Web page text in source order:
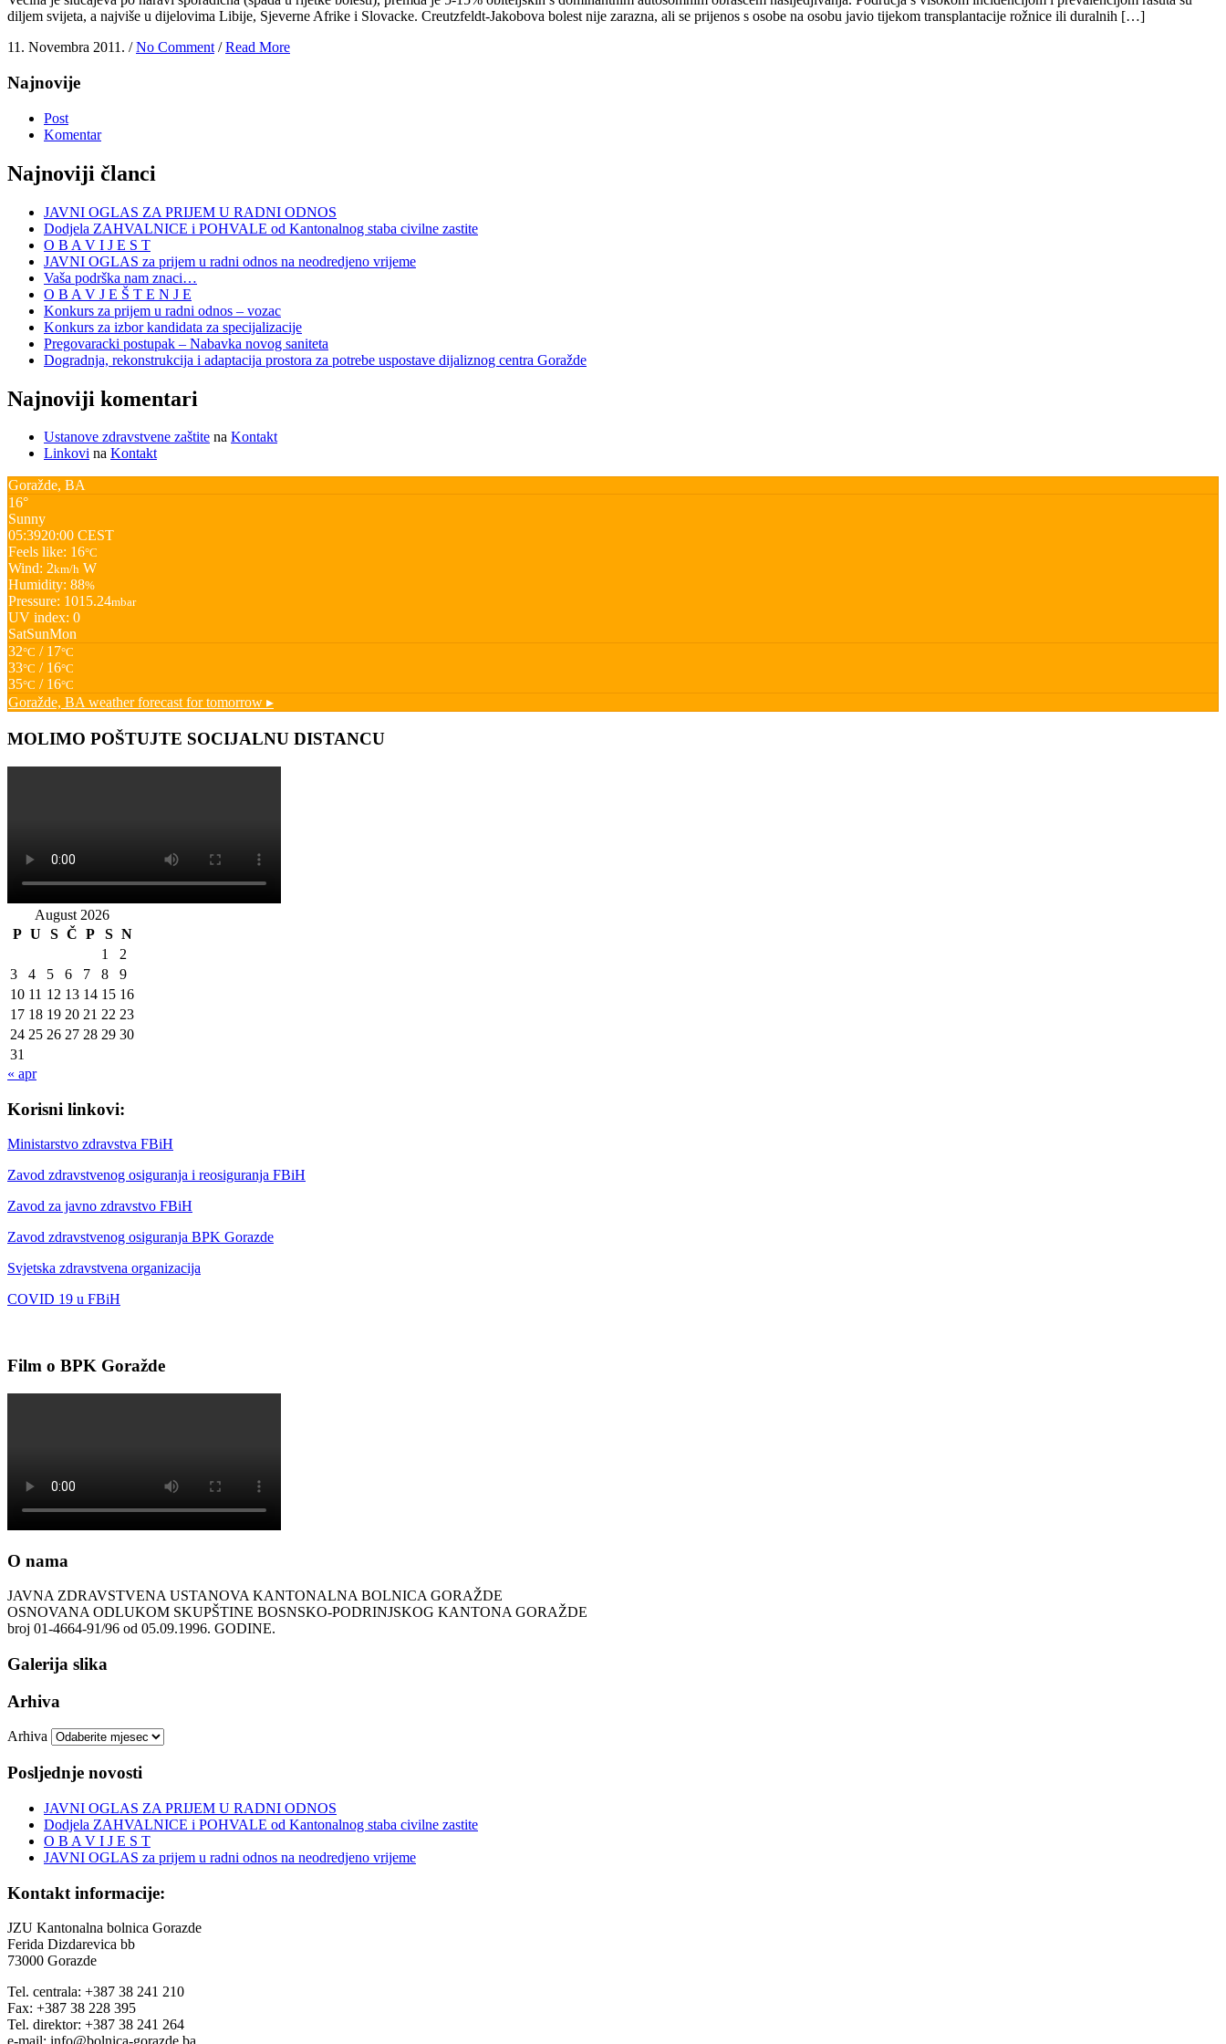
diljem svijeta, a najviše u dijelovima Libije, Sjeverne Afrike i Slovacke. Creutzfeldt-Jakobova bolest nije zarazna, ali se prijenos s osobe na osobu javio tijekom transplantacije rožnice ili duralnih […]
11. Novembra 2011. /No Comment/Read More
Najnovije
Post
Komentar
Najnoviji članci
JAVNI OGLAS ZA PRIJEM U RADNI ODNOS
Dodjela ZAHVALNICE i POHVALE od Kantonalnog staba civilne zastite
O B A V I J E S T
JAVNI OGLAS za prijem u radni odnos na neodredjeno vrijeme
Vaša podrška nam znaci…
O B A V J E Š T E N J E
Konkurs za prijem u radni odnos – vozac
Konkurs za izbor kandidata za specijalizacije
Pregovaracki postupak – Nabavka novog saniteta
Dogradnja, rekonstrukcija i adaptacija prostora za potrebe uspostave dijaliznog centra Goražde
Najnoviji komentari
Ustanove zdravstvene zaštite na Kontakt
Linkovi na Kontakt
Goražde, BA
16°
Sunny
05:3920:00 CEST
Feels like: 16°C
Wind: 2km/h W
Humidity: 88%
Pressure: 1015.24mbar
UV index: 0
SatSunMon
32°C / 17°C
33°C / 16°C
35°C / 16°C
Goražde, BAweather forecast for tomorrow ▸
MOLIMO POŠTUJTE SOCIJALNU DISTANCU
August 2026
P U S Č P S N
1
2
3
4 5 6 7 8
9
10 11 12 13 14 15 16
17 18 19 20 21 22 23
24 25 26 27 28 29 30
31
« apr
Korisni linkovi:
Ministarstvo zdravstva FBiH
Zavod zdravstvenog osiguranja i reosiguranja FBiH
Zavod za javno zdravstvo FBiH
Zavod zdravstvenog osiguranja BPK Gorazde
Svjetska zdravstvena organizacija
COVID 19 u FBiH
Film o BPK Goražde
O nama
JAVNA ZDRAVSTVENA USTANOVA KANTONALNA BOLNICA GORAŽDE
OSNOVANA ODLUKOM SKUPŠTINE BOSNSKO-PODRINJSKOG KANTONA GORAŽDE
broj 01-4664-91/96 od 05.09.1996. GODINE.
Galerija slika
Arhiva
Arhiva
Posljednje novosti
JAVNI OGLAS ZA PRIJEM U RADNI ODNOS
Dodjela ZAHVALNICE i POHVALE od Kantonalnog staba civilne zastite
O B A V I J E S T
JAVNI OGLAS za prijem u radni odnos na neodredjeno vrijeme
Kontakt informacije:
JZU Kantonalna bolnica Gorazde
Ferida Dizdarevica bb
73000 Gorazde
Tel. centrala: +387 38 241 210
Fax: +387 38 228 395
Tel. direktor: +387 38 241 264